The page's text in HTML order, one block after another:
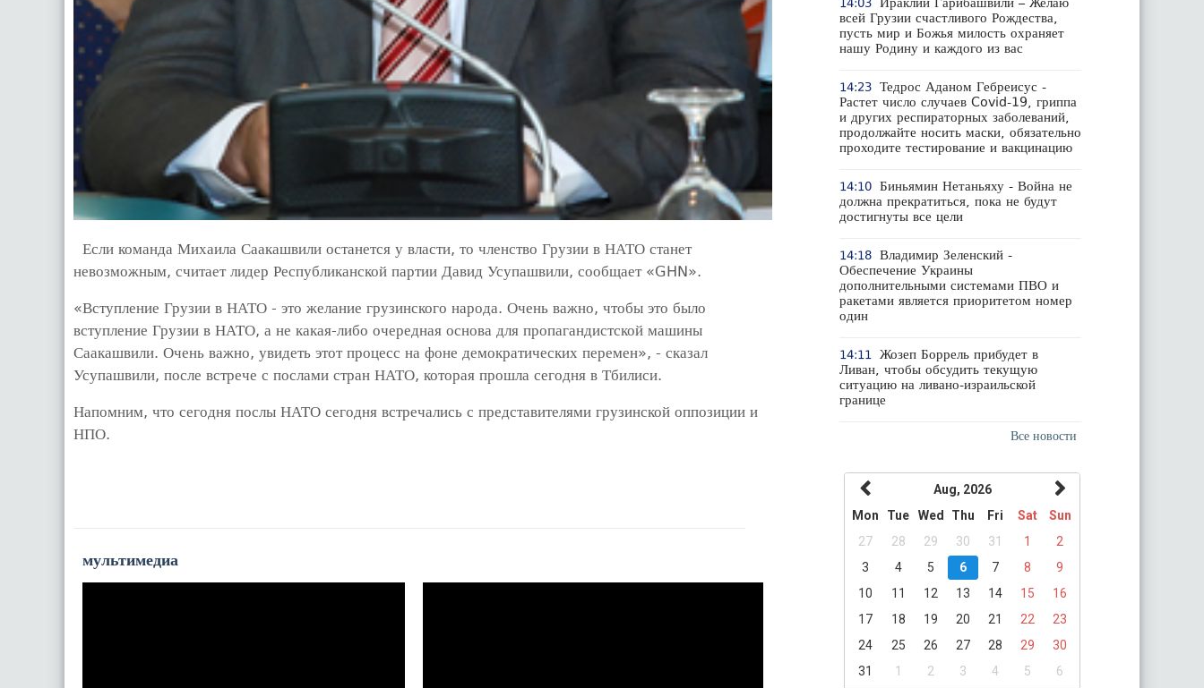
Если команда Михаила Саакашвили останется у власти, то членство Грузии в НАТО станет
невозможным, считает лидер Республиканской партии Давид Усупашвили, сообщает «GHN».
«Вступление Грузии в НАТО - это желание грузинского народа. Очень важно, чтобы это было
вступление Грузии в НАТО, а не какая-либо очередная основа для пропагандистской машины
Саакашвили. Очень важно, увидеть этот процесс на фоне демократических перемен», - сказал
Усупашвили, после встрече с послами стран НАТО, которая прошла сегодня в Тбилиси.
Напомним, что сегодня послы НАТО сегодня встречались с представителями грузинской оппозиции и
НПО.
мультимедиа
14:03
всей Грузии счастливого Рождества,
пусть мир и Божья милость охраняет
нашу Родину и каждого из вас
14:23 Тедрос Аданом Гебреисус -
Растет число случаев Covid-19, гриппа
и других респираторных заболеваний,
продолжайте носить маски, обязательно
проходите тестирование и вакцинацию
14:10 Биньямин Нетаньяху - Война не
должна прекратиться, пока не будут
достигнуты все цели
14:18 Владимир Зеленский -
Обеспечение Украины
дополнительными системами ПВО и
ракетами является приоритетом номер
один
14:11
Жозеп Боррель прибудет в
Ливан, чтобы обсудить текущую
ситуацию на ливано-израильской
границе
Все новости
Aug, 2026
Mon
Tue Wed Thu Fri Sat
Sun
27
28 29 30 31 1
2
3
4 5 6 7 8
9
10
11 12 13 14 15
16
17
18 19 20 21 22
23
24
25 26 27 28 29
30
31
1 2 3 4 5 6